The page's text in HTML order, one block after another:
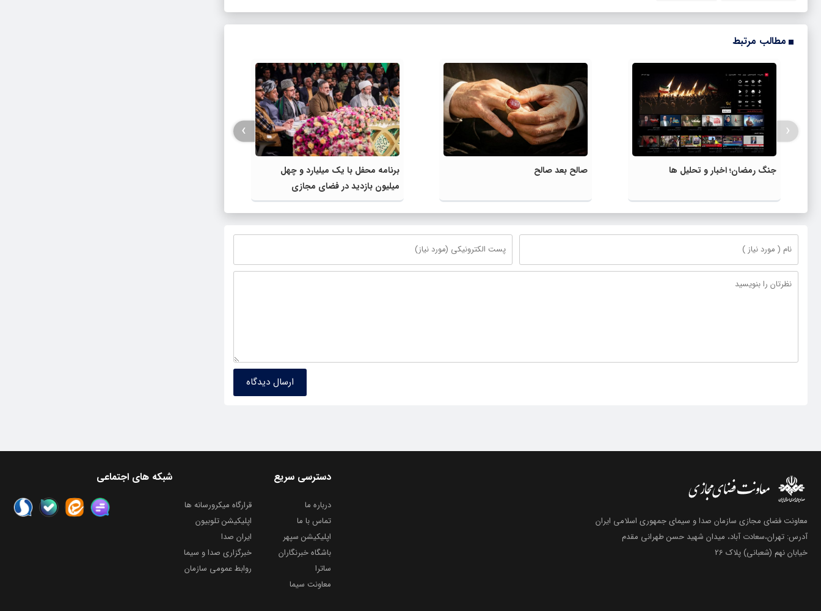
مطالب مرتبط
جنگ رمضان؛ اخبار و تحلیل ها صالح بعد صالح
برنامه محفل با یک میلیارد و چهل
میلیون بازدید در فضای مجازی
‹
›
معاونت فضای مجازی سازمان صدا و سیمای جمهوری اسلامی ایران
آدرس: تهران،سعادت آباد، میدان شهید حسن طهرانی مقدم
خیابان نهم (شعبانی) پلاک 26
شبکه های اجتماعی دسترسی سریع
درباره ما
قرارگاه میکرورسانه ها
تماس با ما
اپلیکیشن تلوبیون
اپلیکیشن سپهر
ایران صدا
باشگاه خبرنگاران
خبرگزاری صدا و سیما
ساترا
روابط عمومی سازمان
معاونت سیما